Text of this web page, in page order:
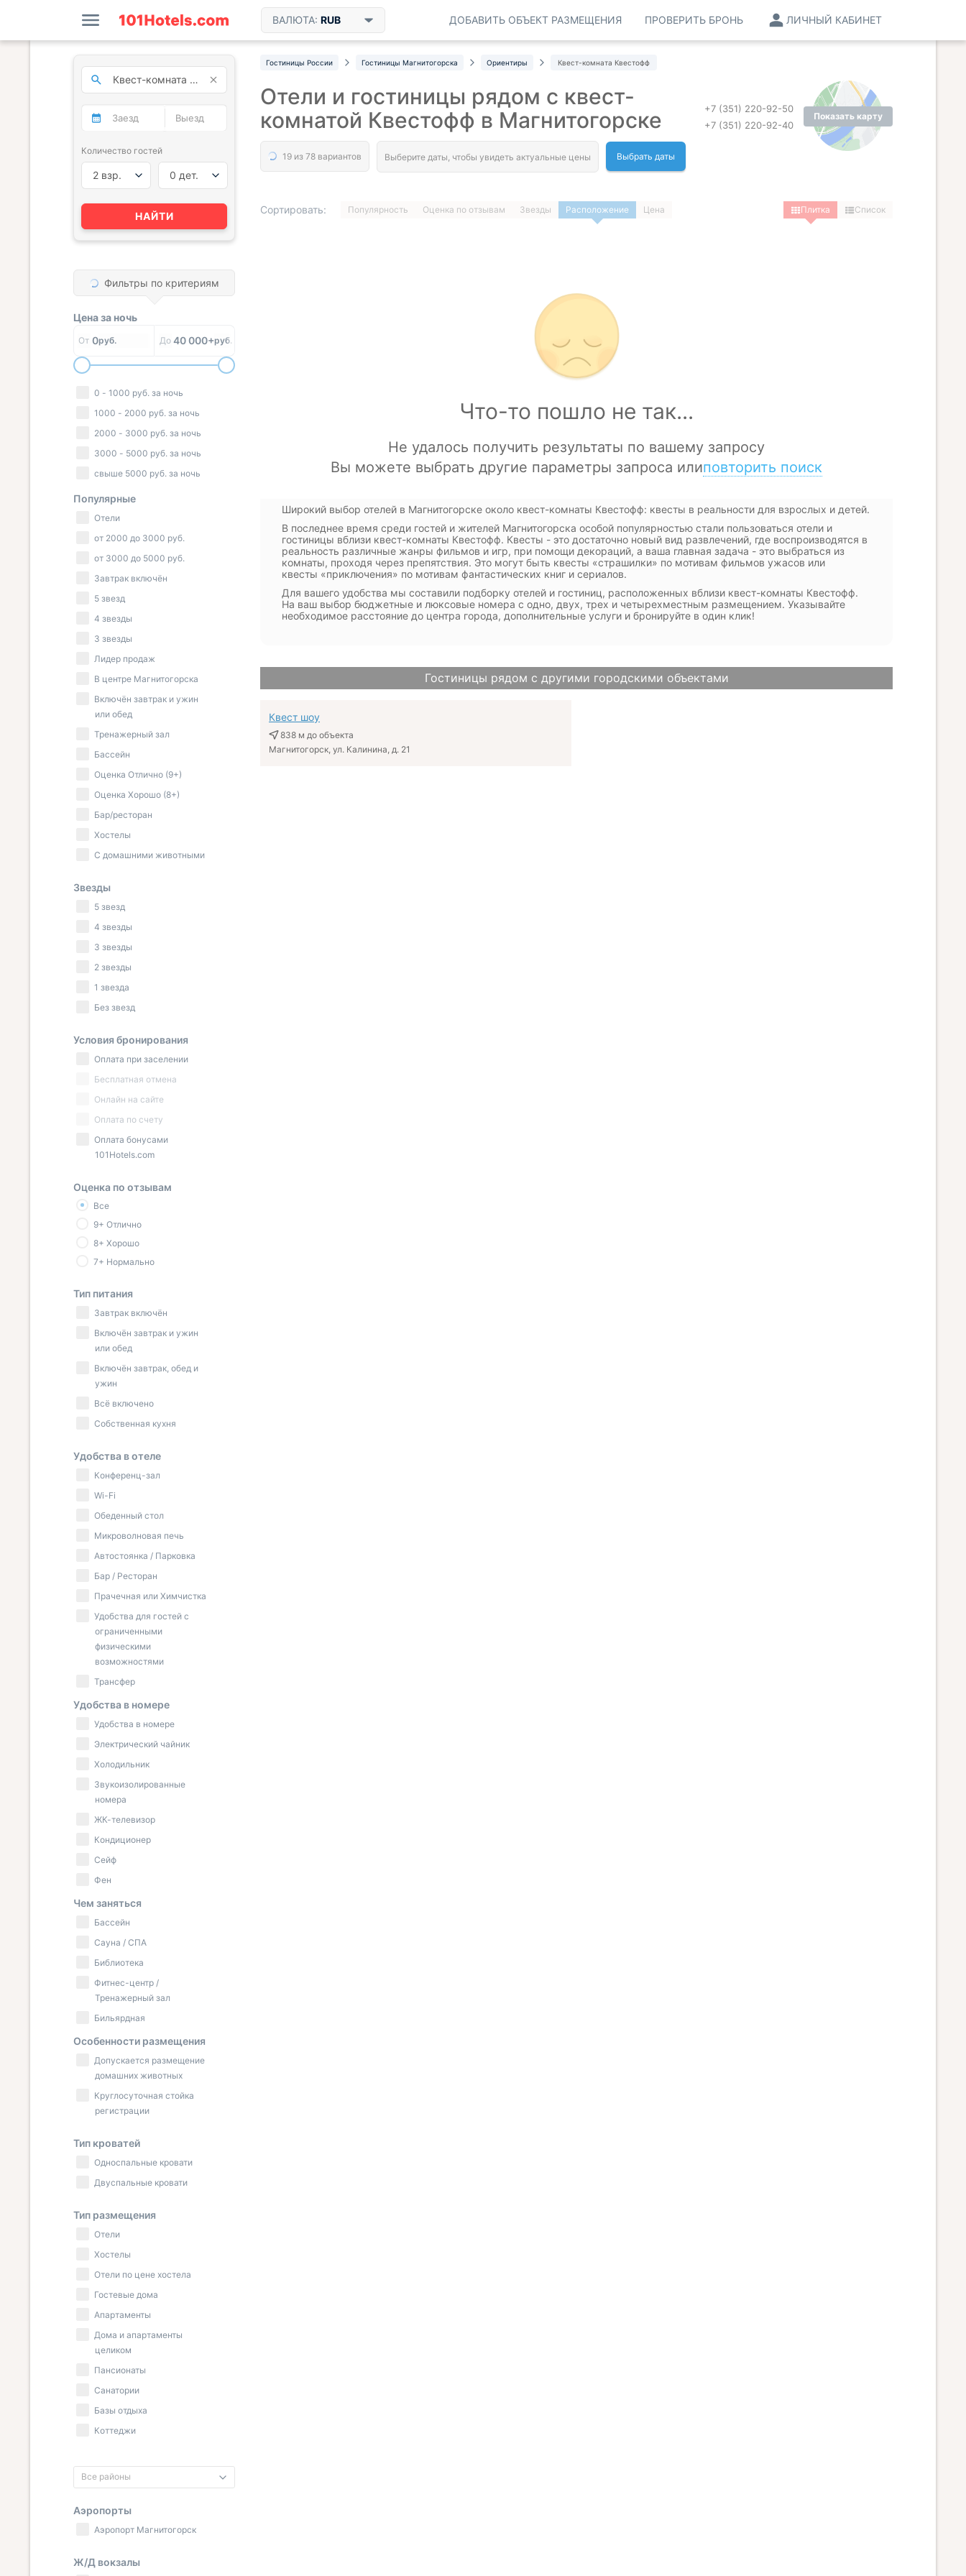
ВАЛЮТА: RUB ЛИЧНЫЙ КАБИНЕТ
ПРОВЕРИТЬ БРОНЬ
ДОБАВИТЬ ОБЪЕКТ РАЗМЕЩЕНИЯ
Гостиницы России Гостиницы Магнитогорска Ориентиры Квест-комната Квестофф
Показать карту
+7 (351) 220-92-50
+7 (351) 220-92-40
Отели и гостиницы рядом с квест-
комнатой Квестофф в Магнитогорске
Выбрать даты
Сортировать: Популярность Оценка по отзывам Звезды Расположение Цена Плитка Список
Широкий выбор отелей в Магнитогорске около квест-комнаты Квестофф: квесты в реальности для взрослых и детей.
В последнее время среди гостей и жителей Магнитогорска особой популярностью стали пользоваться отели и
гостиницы вблизи квест-комнаты Квестофф. Квесты - это достаточно новый вид развлечений, где воспроизводятся в
реальность различные жанры фильмов и игр, при помощи декораций, а ваша главная задача - это выбраться из
комнаты, проходя через препятствия. Это могут быть квесты «страшилки» по мотивам фильмов ужасов или
квесты «приключения» по мотивам фантастических книг и сериалов.
Для вашего удобства мы составили подборку отелей и гостиниц, расположенных вблизи квест-комнаты Квестофф.
На ваш выбор бюджетные и люксовые номера с одно, двух, трех и четырехместным размещением. Указывайте
необходимое расстояние до центра города, дополнительные услуги и бронируйте в один клик!
Гостиницы рядом с другими городскими объектами
Квест шоу
838 м до объекта
Магнитогорск, ул. Калинина, д. 21
Количество гостей
2 взр. 0 дет.
НАЙТИ
Фильтры по критериям
Цена за ночь
От 0руб. До 40 000+руб.
0 - 1000 руб. за ночь
1000 - 2000 руб. за ночь
2000 - 3000 руб. за ночь
3000 - 5000 руб. за ночь
свыше 5000 руб. за ночь
Популярные
Отели
от 2000 до 3000 руб.
от 3000 до 5000 руб.
Завтрак включён
5 звезд
4 звезды
3 звезды
Лидер продаж
В центре Магнитогорска
Включён завтрак и ужин
или обед
Тренажерный зал
Бассейн
Оценка Отлично (9+)
Оценка Хорошо (8+)
Бар/ресторан
Хостелы
С домашними животными
Звезды
5 звезд
4 звезды
3 звезды
2 звезды
1 звезда
Без звезд
Условия бронирования
Оплата при заселении
Бесплатная отмена
Онлайн на сайте
Оплата по счету
Оплата бонусами
101Hotels.com
Оценка по отзывам
Все
9+ Отлично
8+ Хорошо
7+ Нормально
Тип питания
Завтрак включён
Включён завтрак и ужин
или обед
Включён завтрак, обед и
ужин
Всё включено
Собственная кухня
Удобства в отеле
Конференц-зал
Wi-Fi
Обеденный стол
Микроволновая печь
Автостоянка / Парковка
Бар / Ресторан
Прачечная или Химчистка
Удобства для гостей с
ограниченными
физическими
возможностями
Трансфер
Удобства в номере
Удобства в номере
Электрический чайник
Холодильник
Звукоизолированные
номера
ЖК-телевизор
Кондиционер
Сейф
Фен
Чем заняться
Бассейн
Сауна / СПА
Библиотека
Фитнес-центр /
Тренажерный зал
Бильярдная
Особенности размещения
Допускается размещение
домашних животных
Круглосуточная стойка
регистрации
Тип кроватей
Односпальные кровати
Двуспальные кровати
Тип размещения
Отели
Хостелы
Отели по цене хостела
Гостевые дома
Апартаменты
Дома и апартаменты
целиком
Пансионаты
Санатории
Базы отдыха
Коттеджи
Все районы
Аэропорты
Аэропорт Магнитогорск
Ж/Д вокзалы